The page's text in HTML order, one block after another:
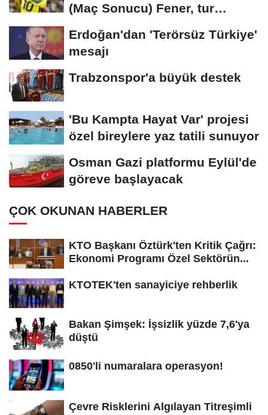
(Maç Sonucu) Fener, tur
Erdoğan'dan 'Terörsüz Türkiye'
mesajı
Trabzonspor'a büyük destek
'Bu Kampta Hayat Var' projesi
özel bireylere yaz tatili sunuyor
Osman Gazi platformu Eylül'de
göreve başlayacak
ÇOK OKUNAN HABERLER
KTO Başkanı Öztürk'ten Kritik Çağrı:
Ekonomi Programı Özel Sektörün...
KTOTEK'ten sanayiciye rehberlik
Bakan Şimşek: İşsizlik yüzde 7,6'ya
düştü
0850'li numaralara operasyon!
Çevre Risklerini Algılayan Titreşimli